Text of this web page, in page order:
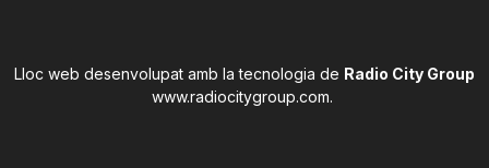
Lloc web desenvolupat amb la tecnologia de Radio City Group
www.radiocitygroup.com.